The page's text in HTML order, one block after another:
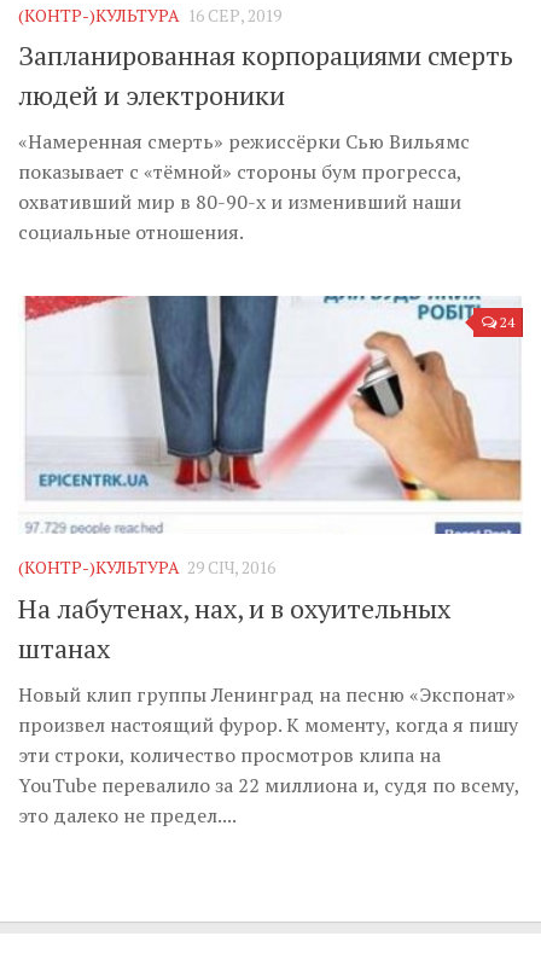
(КОНТР-)КУЛЬТУРА 16 СЕР, 2019
Запланированная корпорациями смерть
людей и электроники
«Намеренная смерть» режиссёрки Сью Вильямс
показывает с «тёмной» стороны бум прогресса,
охвативший мир в 80-90-х и изменивший наши
социальные отношения.
24
(КОНТР-)КУЛЬТУРА 29 СІЧ, 2016
На лабутенах, нах, и в охуительных
штанах
Новый клип группы Ленинград на песню «Экспонат»
произвел настоящий фурор. К моменту, когда я пишу
эти строки, количество просмотров клипа на
YouTube перевалило за 22 миллиона и, судя по всему,
это далеко не предел....